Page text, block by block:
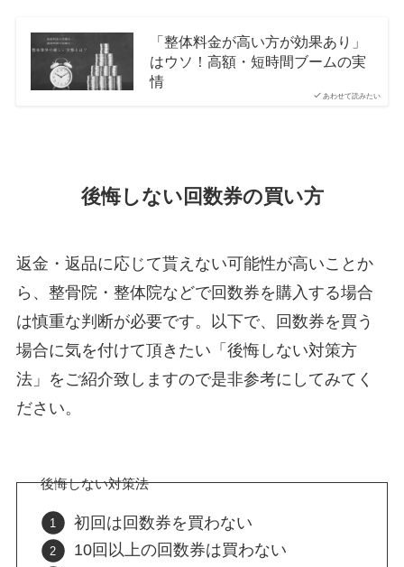
あわせて読みたい
「整体料金が高い方が効果あり」
はウソ！高額・短時間ブームの実
情
後悔しない回数券の買い方
返金・返品に応じて貰えない可能性が高いことか
ら、整骨院・整体院などで回数券を購入する場合
は慎重な判断が必要です。以下で、回数券を買う
場合に気を付けて頂きたい「後悔しない対策方
法」をご紹介致しますので是非参考にしてみてく
ださい。
後悔しない対策法
初回は回数券を買わない
10回以上の回数券は買わない